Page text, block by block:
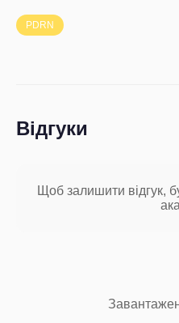
PDRN
Відгуки
Щоб залишити відгук,